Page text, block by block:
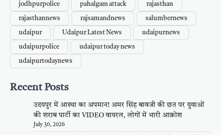
jodhpurpolice pahalgam attack rajasthan
rajasthannews rajsamandnews salumbernews
udaipur Udaipur Latest News udaipurnews
udaipurpolice udaipur today news
udaipurtodaynews
Recent Posts
उदयपुर में आस्था का अपमान! अमर सिंह बावजी की छत पर युवाओं
की शराब पार्टी का VIDEO वायरल, लोगों में भारी आक्रोश
July 30, 2026